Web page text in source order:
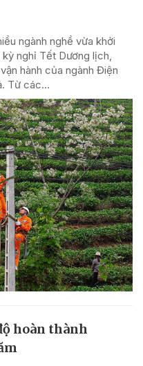
ngành nghề vừa khởi
nghỉ Tết Dương lịch,
hành của ngành Điện
Từ các...
hoàn thành